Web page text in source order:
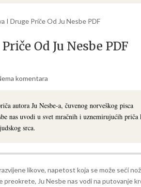
I Druge Priče Od Ju Nesbe PDF
Od Ju Nesbe PDF
komentara
autora Ju Nesbe-a, čuvenog norveškog pisca
nas uvodi u svet mračnih i uznemirujućih priča
srca.
likove, napetost koja se može seći
preokrete, Ju Nesbe nas vodi na putovanje